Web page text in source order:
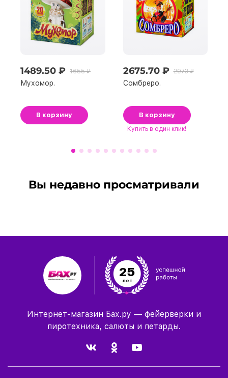
1489.50 ₽ 1655 ₽
Мухомор.
В корзину
2675.70 ₽ 2973 ₽
Сомбреро.
В корзину
Купить в один клик!
Вы недавно просматривали
25
лет
Интернет-магазин Бах.ру — фейерверки и
пиротехника, салюты и петарды.